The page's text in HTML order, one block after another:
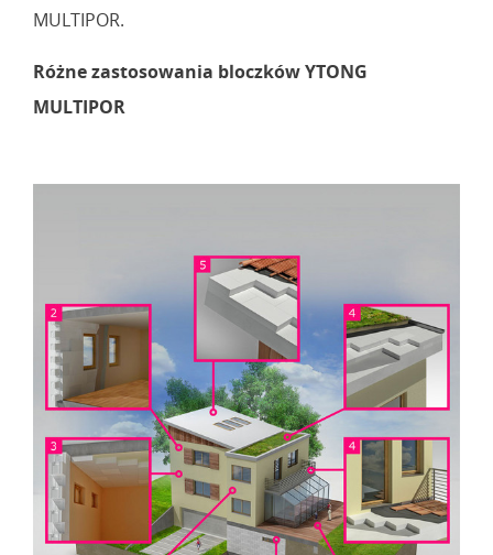
MULTIPOR.
Różne zastosowania bloczków YTONG
MULTIPOR